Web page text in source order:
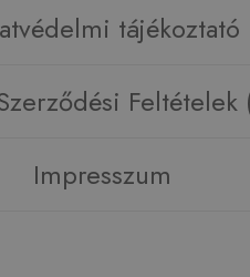
tájékoztató
Feltételek
Impresszum